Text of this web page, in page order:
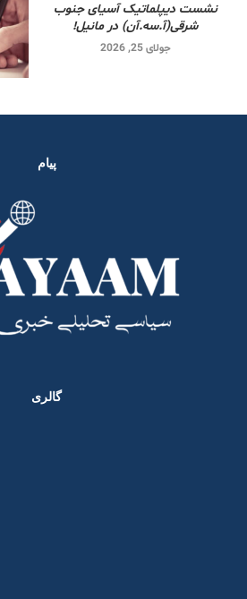
نشست دیپلماتیک آسیای جنوب
شرقی‌(آ.سه.آن) در مانیل!
جولای 25, 2026
پیام
گالری